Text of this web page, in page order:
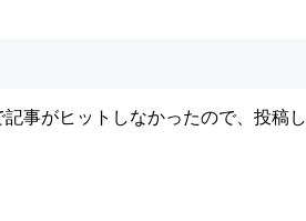
事がヒットしなかったので、投稿し